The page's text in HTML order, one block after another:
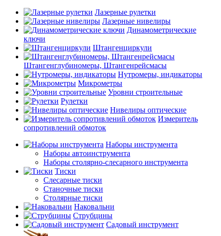
Лазерные рулетки
Лазерные нивелиры
Динамометрические
ключи
Штангенциркули
Штангенглубиномеры, Штангенрейсмасы
Нутромеры, индикаторы
Микрометры
Уровни строительные
Рулетки
Нивелиры оптические
Измеритель
сопротивлений обмоток
Наборы инструмента
Наборы автоинструмента
Наборы столярно-слесарного инструмента
Тиски
Слесарные тиски
Станочные тиски
Столярные тиски
Наковальни
Струбцины
Садовый инструмент